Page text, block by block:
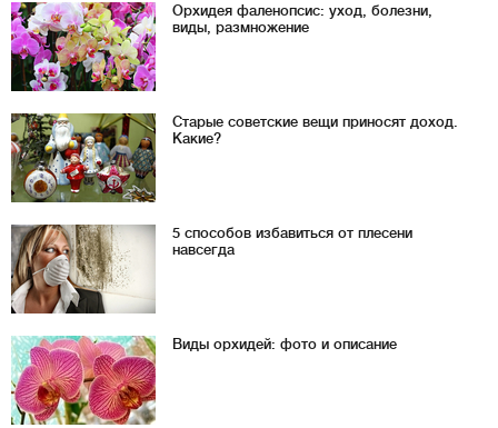
Орхидея фаленопсис: уход, болезни,
виды, размножение
Старые советские вещи приносят доход.
Какие?
5 способов избавиться от плесени
навсегда
Виды орхидей: фото и описание